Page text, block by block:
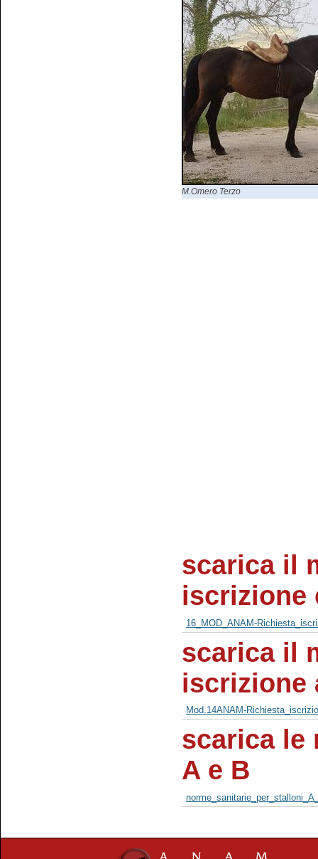
M.Omero Terzo
scarica il
iscrizione
16_MOD_ANAM-
scarica il
iscrizione
Mod.14ANAM-
scarica le
A e B